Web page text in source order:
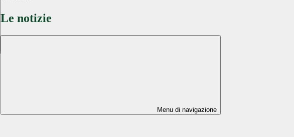
Le notizie
Menu di navigazione